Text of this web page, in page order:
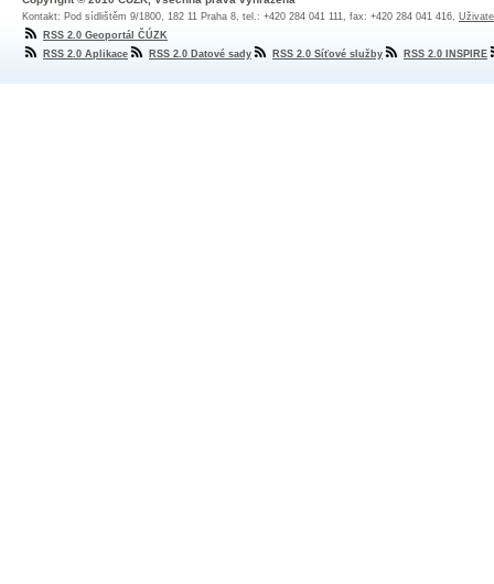
Kontakt: Pod sídlištěm 9/1800, 182 11 Praha 8, tel.: +420 284 041 111, fax: +420 284 041 416,
RSS 2.0 Geoportál ČÚZK
RSS 2.0 Aplikace
RSS 2.0 Datové sady RSS 2.0 Síťové služby RSS 2.0 INSPIRE